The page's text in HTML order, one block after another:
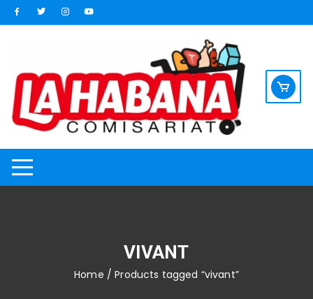
Saltar
al
VIVANT
Home / Products tagged “vivant”